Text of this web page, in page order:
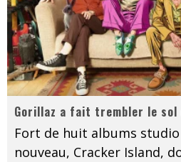
Gorillaz a fait trembler le sol
Fort de huit albums
nouveau, Cracker Island,